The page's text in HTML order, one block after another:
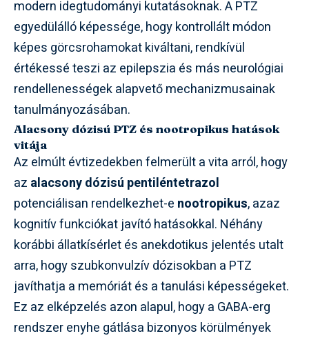
modern idegtudományi kutatásoknak. A PTZ
egyedülálló képessége, hogy kontrollált módon
képes görcsrohamokat kiváltani, rendkívül
értékessé teszi az epilepszia és más neurológiai
rendellenességek alapvető mechanizmusainak
tanulmányozásában.
Alacsony dózisú PTZ és nootropikus hatások
vitája
Az elmúlt évtizedekben felmerült a vita arról, hogy
az alacsony dózisú pentiléntetrazol
potenciálisan rendelkezhet-e nootropikus, azaz
kognitív funkciókat javító hatásokkal. Néhány
korábbi állatkísérlet és anekdotikus jelentés utalt
arra, hogy szubkonvulzív dózisokban a PTZ
javíthatja a memóriát és a tanulási képességeket.
Ez az elképzelés azon alapul, hogy a GABA-erg
rendszer enyhe gátlása bizonyos körülmények